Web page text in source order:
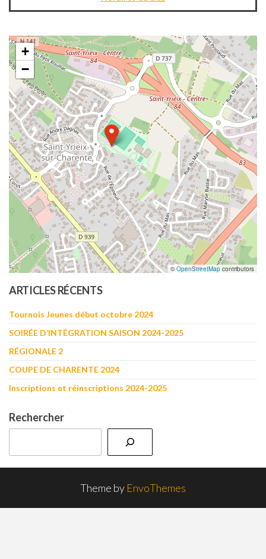
+
−
©OpenStreetMap contributors
ARTICLES RÉCENTS
Tournois Jeunes début octobre 2024
SOIRÉE D’INTÉGRATION SAISON 2024-2025
RÉGIONALE 2
COUPE DE CHARENTE 2024
Inscriptions et réinscriptions 2024-2025
Rechercher
Theme by EnvoThemes